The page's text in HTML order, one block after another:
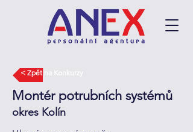
< Zpět na Konkurzy
Montér potrubních systémů
okres Kolín